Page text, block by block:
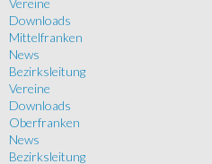
Vereine
Downloads
Mittelfranken
News
Bezirksleitung
Vereine
Downloads
Oberfranken
News
Bezirksleitung